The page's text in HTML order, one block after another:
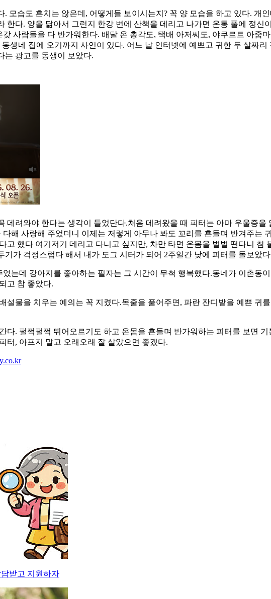
. 모습도 흔치는 않은데, 어떻게들 보이시는지? 꼭 양 모습을 하고 있다. 개
한다. 양을 닮아서 그런지 한강 변에 산책을 데리고 나가면 온통 풀에 정신
사람들을 다 반가워한다. 배달 온 총각도, 택배 아저씨도, 야쿠르트 아줌
생네 집에 오기까지 사연이 있다. 어느 날 인터넷에 예쁘고 귀한 두 살짜
는 광고를 동생이 보았다.
데려와야 한다는 생각이 들었단다.처음 데려왔을 때 피터는 아마 우울증
해 사랑해 주었더니 이제는 저렇게 아무나 봐도 꼬리를 흔들며 반겨주는
고 했다 여기저기 데리고 다니고 싶지만, 차만 타면 온몸을 벌벌 떤다니
기가 걱정스럽다 해서 내가 도그 시터가 되어 2주일간 낮에 피터를 돌보았
는데 강아지를 좋아하는 필자는 그 시간이 무척 행복했다.동네가 이촌동
고 참 좋았다.
설물을 치우는 예의는 꼭 지켰다.목줄을 풀어주면, 파란 잔디밭을 예쁜 귀
다. 펄쩍펄쩍 뛰어오르기도 하고 온몸을 흔들며 반가워하는 피터를 보면
터, 아프지 말고 오래오래 잘 살았으면 좋겠다.
받고 지원하자